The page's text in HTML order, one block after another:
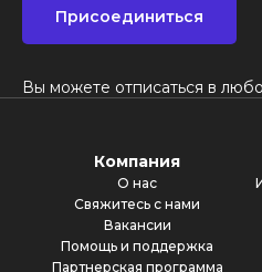
Присоединиться
Вы можете отписаться в
Компания
О нас
Свяжитесь с нами
Вакансии
Помощь и поддержка
Партнерская программа